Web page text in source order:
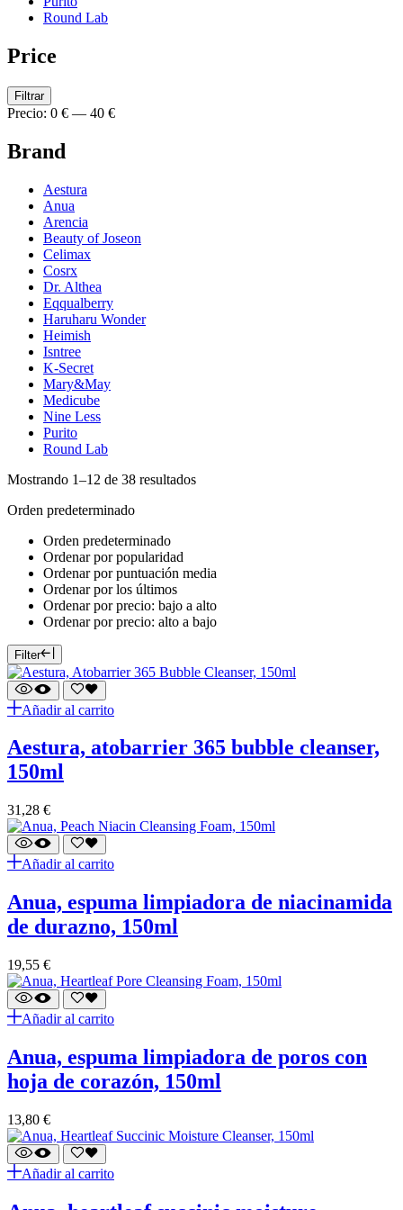
Round Lab
Price
Filtrar
Precio: 0 € — 40 €
Brand
Aestura
Anua
Arencia
Beauty of Joseon
Celimax
Cosrx
Dr. Althea
Eqqualberry
Haruharu Wonder
Heimish
Isntree
K-Secret
Mary&May
Medicube
Nine Less
Purito
Round Lab
Mostrando 1–12 de 38 resultados
Orden predeterminado
Orden predeterminado
Ordenar por popularidad
Ordenar por puntuación media
Ordenar por los últimos
Ordenar por precio: bajo a alto
Ordenar por precio: alto a bajo
Filter
Añadir al carrito
aestura, atobarrier 365 bubble cleanser,
150ml
31,28 €
Añadir al carrito
anua, espuma limpiadora de niacinamida
de durazno, 150ml
19,55 €
Añadir al carrito
anua, espuma limpiadora de poros con
hoja de corazón, 150ml
13,80 €
Añadir al carrito